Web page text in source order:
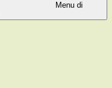
Menu di